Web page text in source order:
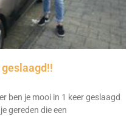
ben je mooi in 1 keer geslaagd
gereden die een